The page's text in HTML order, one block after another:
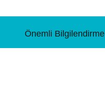
Önemli Bilgilendirme